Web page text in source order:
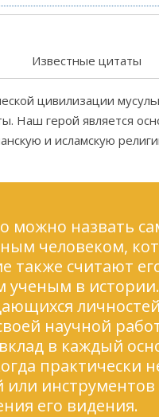
Известные цитаты
цивилизации
Наш герой является
и исламскую
можно назвать
человеком,
также считают
в
научной
в каждый
практически
или инструментов
его видения.